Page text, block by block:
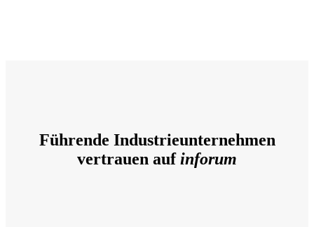
Führende Industrieunternehmen
vertrauen aufinforum